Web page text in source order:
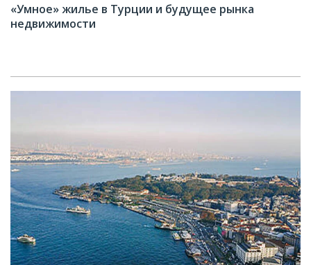
«Умное» жилье в Турции и будущее рынка
недвижимости